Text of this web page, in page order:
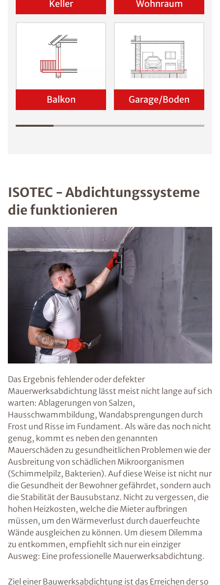
Keller Wohnraum
Balkon Garage/Boden
ISOTEC - Abdichtungssysteme
die funktionieren
Das Ergebnis fehlender oder defekter
Mauerwerksabdichtung lässt meist nicht lange auf sich
warten: Ablagerungen von Salzen,
Hausschwammbildung, Wandabsprengungen durch
Frost und Risse im Fundament. Als wäre das noch nicht
genug, kommt es neben den genannten
Mauerschäden zu gesundheitlichen Problemen wie der
Ausbreitung von schädlichen Mikroorganismen
(Schimmelpilz, Bakterien). Auf diese Weise ist nicht nur
die Gesundheit der Bewohner gefährdet, sondern auch
die Stabilität der Bausubstanz. Nicht zu vergessen, die
hohen Heizkosten, welche die Mieter aufbringen
müssen, um den Wärmeverlust durch dauerfeuchte
Wände ausgleichen zu können. Um diesem Dilemma
zu entkommen, empfiehlt sich nur ein einziger
Ausweg: Eine professionelle Mauerwerksabdichtung.
Ziel einer Bauwerksabdichtung ist das Erreichen der so